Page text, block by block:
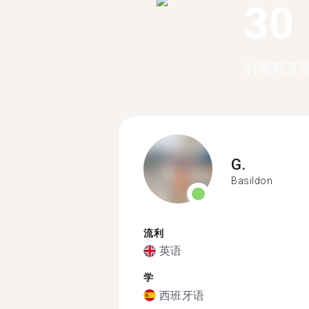
G.
Basildon
流利
英语
学
西班牙语